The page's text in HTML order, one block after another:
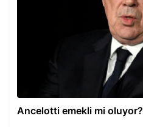
Ancelotti emekli mi oluyor?